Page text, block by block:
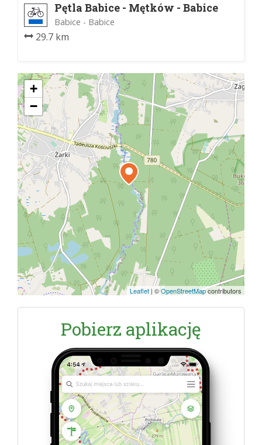
Pętla Babice - Mętków - Babice
Babice - Babice
29.7 km
+
−
Leaflet | ©OpenStreetMapcontributors
Pobierz aplikację